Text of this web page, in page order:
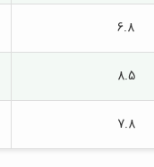
6.8
8.5
7.8